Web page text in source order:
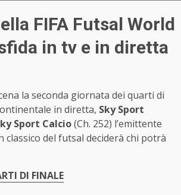
FIFA Futsal World
in tv e in diretta
la seconda giornata dei quarti di
in diretta, Sky Sport
Sport Calcio(Ch. 252) l’emittente
classico del futsal deciderà chi potrà
DI FINALE